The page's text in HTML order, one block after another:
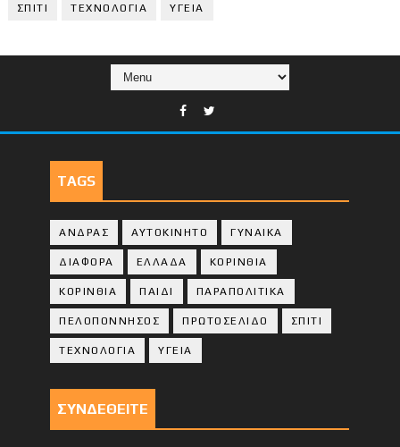
ΣΠΙΤΙ ΤΕΧΝΟΛΟΓΙΑ ΥΓΕΙΑ
TAGS
ΑΝΔΡΑΣ ΑΥΤΟΚΙΝΗΤΟ ΓΥΝΑΙΚΑ
ΔΙΑΦΟΡΑ ΕΛΛΑΔΑ ΚΟΡΙΝΘΙΑ
ΚΟΡΙΝΘΙA ΠΑΙΔΙ ΠΑΡΑΠΟΛΙΤΙΚΑ
ΠΕΛΟΠΟΝΝΗΣΟΣ ΠΡΩΤΟΣΕΛΙΔΟ ΣΠΙΤΙ
ΤΕΧΝΟΛΟΓΙΑ ΥΓΕΙΑ
ΣΥΝΔΕΘΕΙΤΕ